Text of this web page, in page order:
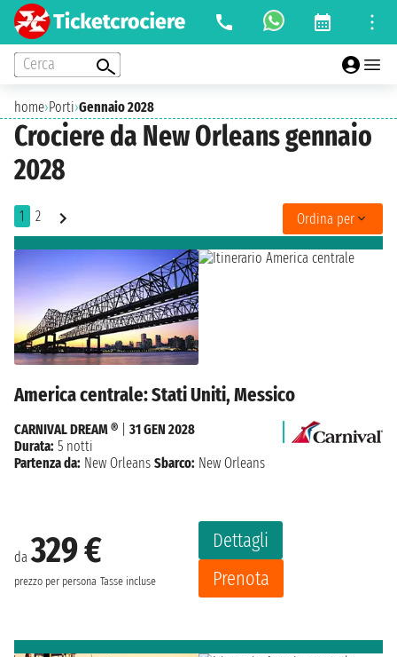
Cerca
home›Porti›Gennaio 2028
Crociere da New Orleans gennaio
2028
1 2 Ordina per
America centrale: Stati Uniti, Messico
da329 €
prezzo per persona Tasse incluse
Dettagli
Prenota
CARNIVAL DREAM ®
31 GEN 2028
Durata: 5 notti
Partenza da: New Orleans Sbarco: New Orleans